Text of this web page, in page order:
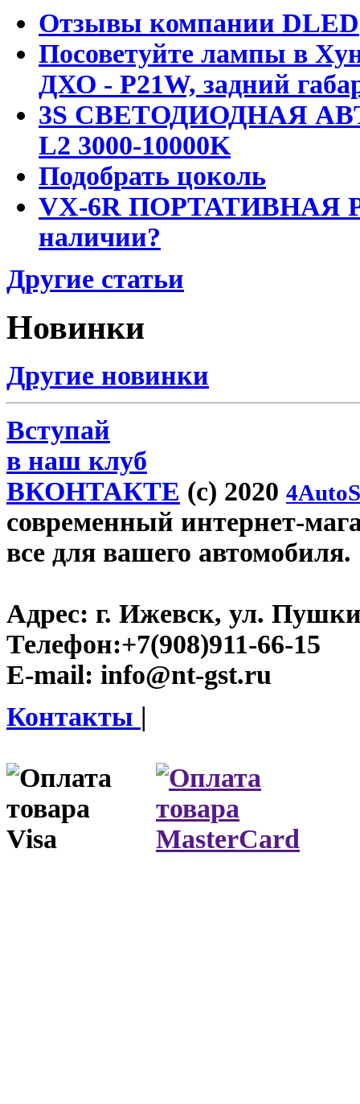
Отзывы компании DLED
Посоветуйте лампы в
ДХО - P21W, задний
3S СВЕТОДИОДНАЯ
L2 3000-10000K
Подобрать цоколь
VX-6R ПОРТАТИВНАЯ
наличии?
Другие статьи
Новинки
Другие новинки
Вступай
в наш клуб
ВКОНТАКТЕ (c) 2020
современный интернет-
все для вашего автомобиля.
Адрес: г. Ижевск, ул.
Телефон:+7(908)911-66-15
E-mail: info@nt-gst.ru
Контакты |